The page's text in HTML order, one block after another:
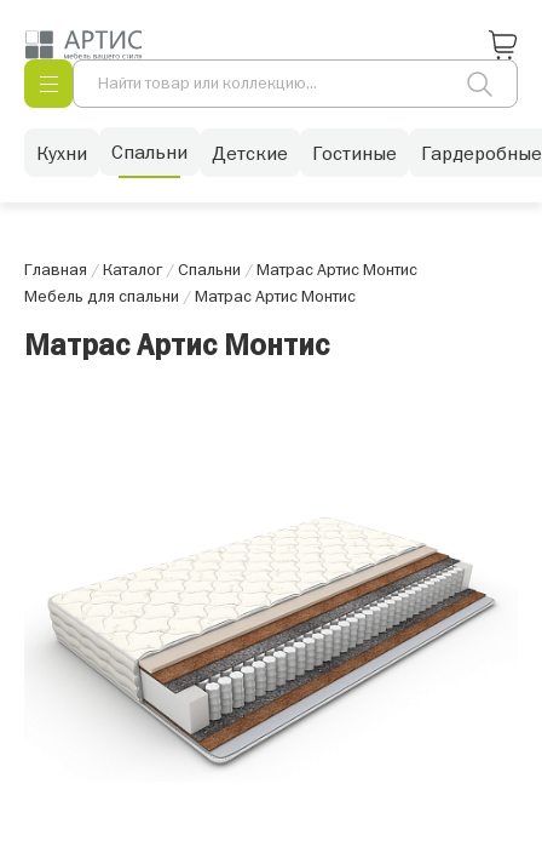
Кухни Спальни Детские Гостиные Гардеробные
Главная /Каталог/Спальни /Матрас Артис Монтис
Мебель для спальни /Матрас Артис Монтис
Матрас Артис Монтис